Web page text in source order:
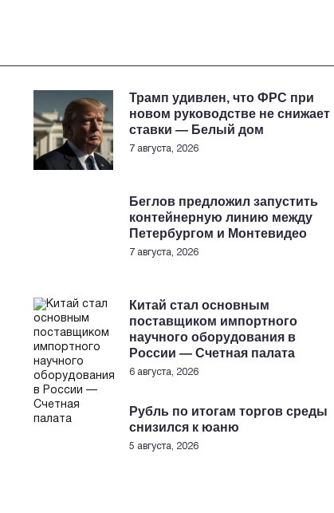
Трамп удивлен, что ФРС при
новом руководстве не снижает
ставки — Белый дом
7 августа, 2026
Беглов предложил запустить
контейнерную линию между
Петербургом и Монтевидео
7 августа, 2026
Китай стал основным
поставщиком импортного
научного оборудования в
России — Счетная палата
6 августа, 2026
Рубль по итогам торгов среды
снизился к юаню
5 августа, 2026